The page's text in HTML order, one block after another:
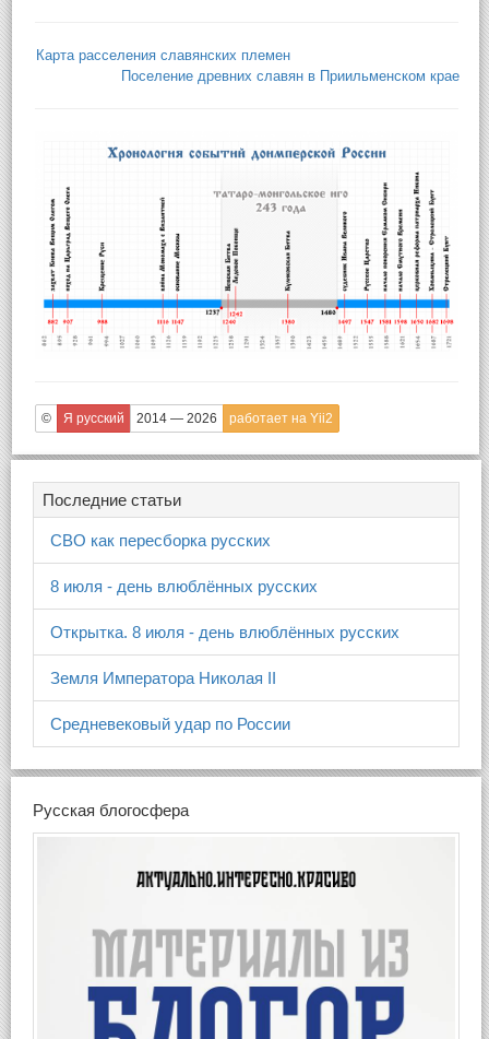
Карта расселения славянских племен
Поселение древних славян в Приильменском крае
© Я русский 2014 — 2026 работает на Yii2
Последние статьи
СВО как пересборка русских
8 июля - день влюблённых русских
Открытка. 8 июля - день влюблённых русских
Земля Императора Николая II
Средневековый удар по России
Русская блогосфера